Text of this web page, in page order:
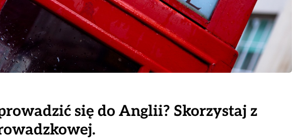
się do Anglii? Skorzystaj z